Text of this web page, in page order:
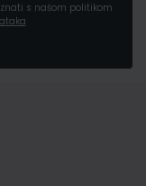
s našom politikom